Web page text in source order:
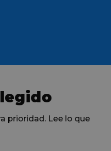
prioridad. Lee lo que